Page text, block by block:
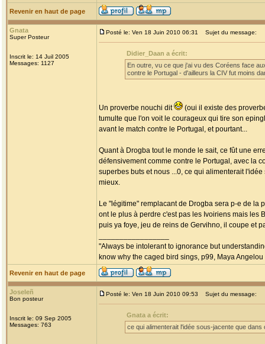
Revenir en haut de page
Gnata
Super Posteur
Inscrit le: 14 Juil 2005
Messages: 1127
Posté le: Ven 18 Juin 2010 06:31 Sujet du message:
Didier_Daan a écrit:
En outre, vu ce que j'ai vu des Coréens face
contre le Portugal - d'ailleurs la CIV fut moins
Un proverbe nouchi dit
(oui il existe des
tumulte que l'on voit le courageux qui tire son
avant le match contre le Portugal, et pourtant...
Quant à Drogba tout le monde le sait, ce fût une
défensivement comme contre le Portugal, avec la
superbes buts et nous ...0, ce qui alimenterait
mieux.
Le "légitime" remplacant de Drogba sera p-e de la
ont le plus à perdre c'est pas les Ivoiriens mais les
puis ya foye, jeu de reins de Gervihno, il coupe et
"Always be intolerant to ignorance but
know why the caged bird sings, p99, Maya Angelou
Revenir en haut de page
Joseleñ
Bon posteur
Inscrit le: 09 Sep 2005
Messages: 763
Posté le: Ven 18 Juin 2010 09:53 Sujet du message:
Gnata a écrit:
ce qui alimenterait l'idée sous-jacente que